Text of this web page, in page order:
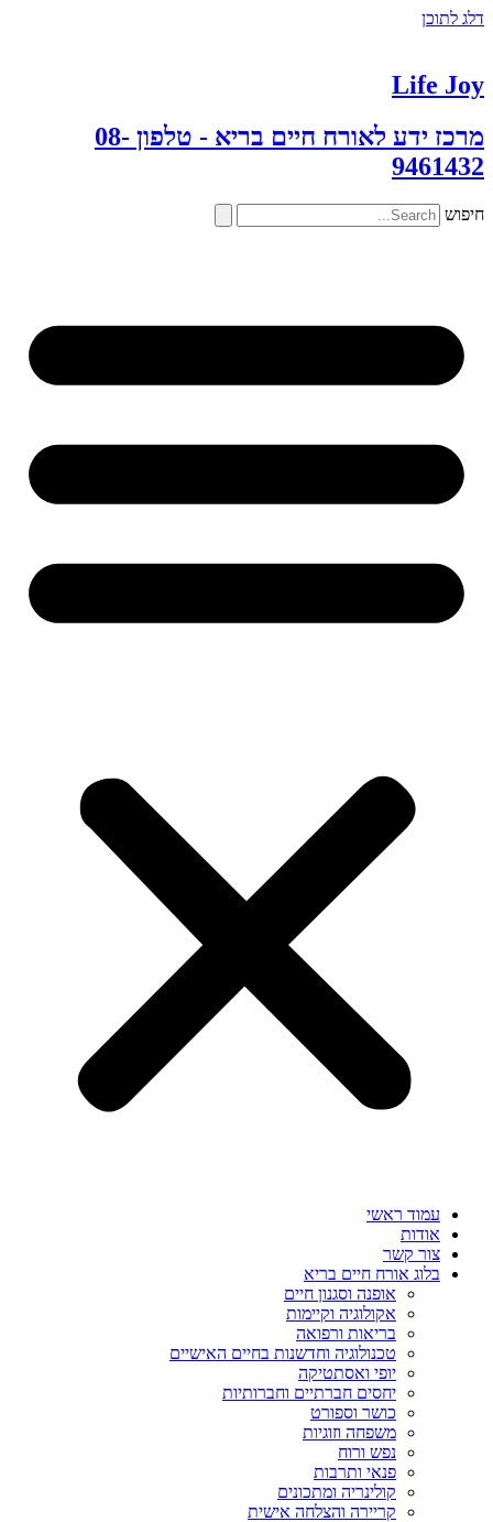
דלג לתוכן
Life Joy
מרכז ידע לאורח חיים בריא - טלפון 08-
9461432
חיפוש
עמוד ראשי
אודות
צור קשר
בלוג אורח חיים בריא
אופנה וסגנון חיים
אקולוגיה וקיימות
בריאות ורפואה
טכנולוגיה וחדשנות בחיים האישיים
יופי ואסתטיקה
יחסים חברתיים וחברותיות
כושר וספורט
משפחה וזוגיות
נפש ורוח
פנאי ותרבות
קולינריה ומתכונים
קריירה והצלחה אישית